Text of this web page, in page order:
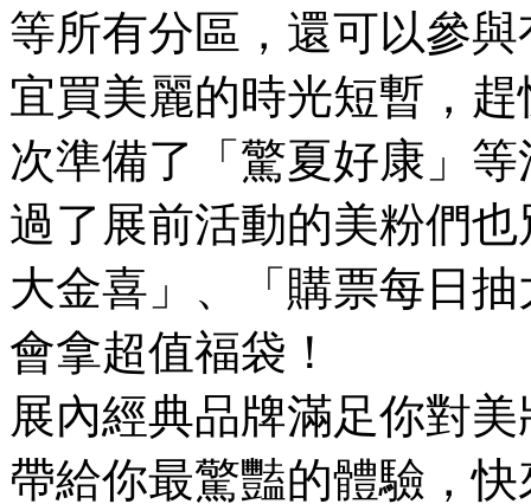
等所有分區，還可以參
宜買美麗的時光短暫，
次準備了「驚夏好康」
過了展前活動的美粉們
大金喜」、「購票每日
會拿超值福袋！
展內經典品牌滿足你對
帶給你最驚豔的體驗，